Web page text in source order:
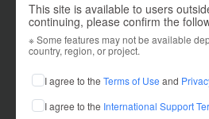
This site is available to users
continuing, please confirm the
※ Some features may not be available
country, region, or project.
I agree to the Terms of Use and
I agree to the International Support
おんかつ
これまでに1件のプロジェクトを投稿し
在住国：日本 現在地：東京都